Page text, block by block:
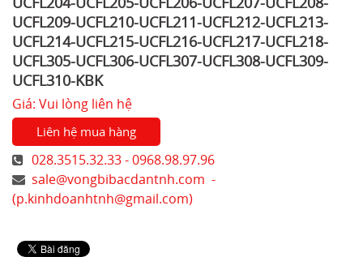
UCFL209-UCFL210-UCFL211-UCFL212-UCFL213-
UCFL214-UCFL215-UCFL216-UCFL217-UCFL218-
UCFL305-UCFL306-UCFL307-UCFL308-UCFL309-
UCFL310-KBK
Giá: Vui lòng liên hệ
Liên hệ mua hàng
028.3515.32.33 - 0968.98.97.96
sale@vongbibacdantnh.com -
(p.kinhdoanhtnh@gmail.com)